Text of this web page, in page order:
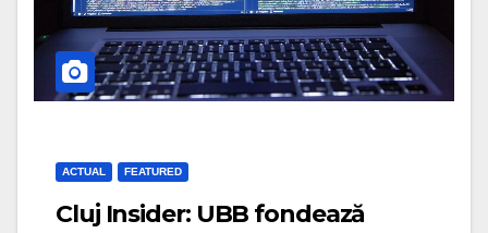
ACTUAL FEATURED
Cluj Insider: UBB fondează